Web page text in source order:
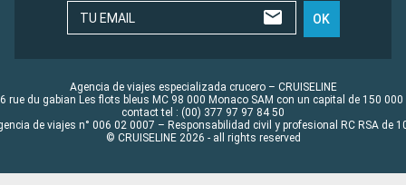
TU EMAIL OK
Agencia de viajes especializada crucero – CRUISELINE
rue du gabian Les flots bleus MC 98 000 Monaco SAM con un capital de 150 000
contact tel : (00) 377 97 97 84 50
de viajes n° 006 02 0007 – Responsabilidad civil y profesional RC RSA de
© CRUISELINE 2026 - all rights reserved